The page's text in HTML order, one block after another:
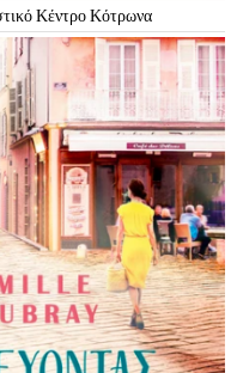
Κέντρο Κότρωνα